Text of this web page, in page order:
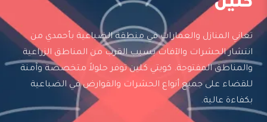
تعاني المنازل والعمارات في منطقة الضباعية بأحمدي من
انتشار الحشرات والآفات بسبب القرب من المناطق الزراعية
والمناطق المفتوحة. كويتي كلين توفر حلولاً متخصصة وآمنة
للقضاء على جميع أنواع الحشرات والقوارض في الضباعية
بكفاءة عالية.